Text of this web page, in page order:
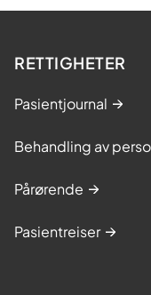
RETTIGHETER
Pasientjournal
Behandling av
Pårørende
Pasientreiser